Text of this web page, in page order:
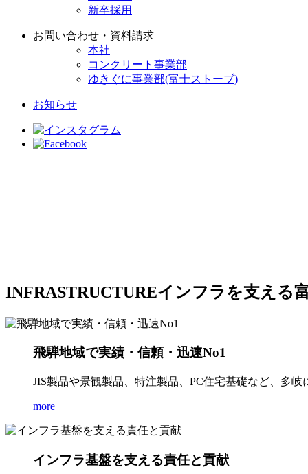
新卒採用
お問い合わせ・資料請求
本社
コンクリート事業部
ゆきぐに事業部(富士ストーブ)
お知らせ
INFRASTRUCTUREインフラを支える
飛騨地域で実績・信頼・迅速No1
JIS製品や景観製品、特注製品、PC住宅基礎など、多
more
インフラ基盤を支える責任と貢献